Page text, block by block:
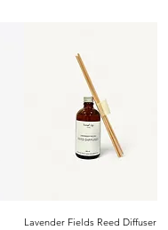
Lavender Fields Reed Diffuser